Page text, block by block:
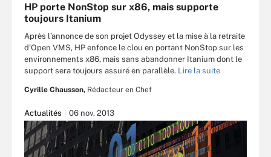
HP porte NonStop sur x86, mais supporte
toujours Itanium
Après l’annonce de son projet Odyssey et la mise à la retraite
d’Open VMS, HP enfonce le clou en portant NonStop sur les
environnements x86, mais sans abandonner Itanium dont le
support sera toujours assuré en parallèle. Lire la suite
Cyrille Chausson, Rédacteur en Chef
Actualités 06 nov. 2013